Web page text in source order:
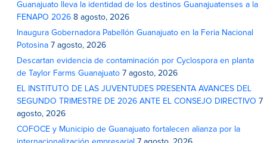
Guanajuato lleva la identidad de los destinos Guanajuatenses a la
FENAPO 2026 8 agosto, 2026
Inaugura Gobernadora Pabellón Guanajuato en la Feria Nacional
Potosina 7 agosto, 2026
Descartan evidencia de contaminación por Cyclospora en planta
de Taylor Farms Guanajuato 7 agosto, 2026
EL INSTITUTO DE LAS JUVENTUDES PRESENTA AVANCES DEL
SEGUNDO TRIMESTRE DE 2026 ANTE EL CONSEJO DIRECTIVO 7
agosto, 2026
COFOCE y Municipio de Guanajuato fortalecen alianza por la